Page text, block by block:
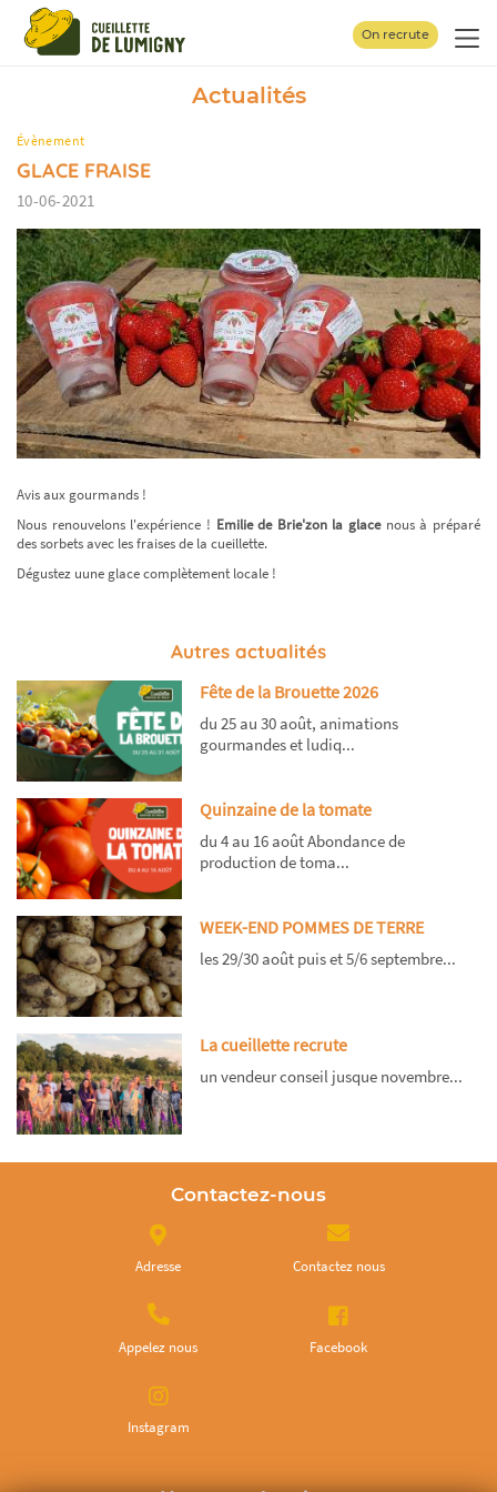
On recrute
Actualités
Évènement
GLACE FRAISE
10-06-2021
Avis aux gourmands !
Nous renouvelons l'expérience ! Emilie de Brie'zon la glacenous à préparé
des sorbets avec les fraises de la cueillette.
Dégustez uune glace complètement locale !
Autres actualités
Fête de la Brouette 2026
du 25 au 30 août, animations
gourmandes et ludiq...
Quinzaine de la tomate
du 4 au 16 août Abondance de
production de toma...
WEEK-END POMMES DE TERRE
les 29/30 août puis et 5/6 septembre...
La cueillette recrute
un vendeur conseil jusque novembre...
Contactez-nous
Adresse Contactez nous
Appelez nous Facebook
Instagram
Panneau de gestion des cookies